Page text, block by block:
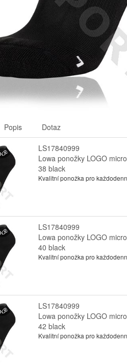
Popis Dotaz
LS17840999
Lowa ponožky LOGO
38 black
Kvalitní ponožka pro
LS17840999
Lowa ponožky LOGO
40 black
Kvalitní ponožka pro
LS17840999
Lowa ponožky LOGO
42 black
Kvalitní ponožka pro